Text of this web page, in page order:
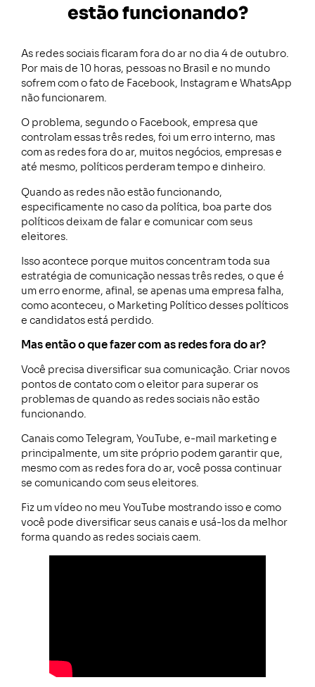
estão funcionando?
As redes sociais ficaram fora do ar no dia 4 de outubro.
Por mais de 10 horas, pessoas no Brasil e no mundo
sofrem com o fato de Facebook, Instagram e WhatsApp
não funcionarem.
O problema, segundo o Facebook, empresa que
controlam essas três redes, foi um erro interno, mas
com as redes fora do ar, muitos negócios, empresas e
até mesmo, políticos perderam tempo e dinheiro.
Quando as redes não estão funcionando,
especificamente no caso da política, boa parte dos
políticos deixam de falar e comunicar com seus
eleitores.
Isso acontece porque muitos concentram toda sua
estratégia de comunicação nessas três redes, o que é
um erro enorme, afinal, se apenas uma empresa falha,
como aconteceu, o Marketing Político desses políticos
e candidatos está perdido.
Mas então o que fazer com as redes fora do ar?
Você precisa diversificar sua comunicação. Criar novos
pontos de contato com o eleitor para superar os
problemas de quando as redes sociais não estão
funcionando.
Canais como Telegram, YouTube, e-mail marketing e
principalmente, um site próprio podem garantir que,
mesmo com as redes fora do ar, você possa continuar
se comunicando com seus eleitores.
Fiz um vídeo no meu YouTube mostrando isso e como
você pode diversificar seus canais e usá-los da melhor
forma quando as redes sociais caem.